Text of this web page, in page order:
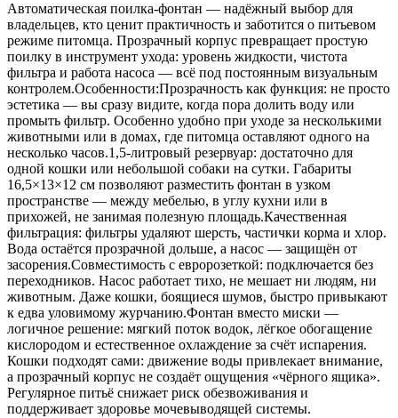
Автоматическая поилка-фонтан — надёжный выбор для
владельцев, кто ценит практичность и заботится о питьевом
режиме питомца. Прозрачный корпус превращает простую
поилку в инструмент ухода: уровень жидкости, чистота
фильтра и работа насоса — всё под постоянным визуальным
контролем.Особенности:Прозрачность как функция: не просто
эстетика — вы сразу видите, когда пора долить воду или
промыть фильтр. Особенно удобно при уходе за несколькими
животными или в домах, где питомца оставляют одного на
несколько часов.1,5-литровый резервуар: достаточно для
одной кошки или небольшой собаки на сутки. Габариты
16,5×13×12 см позволяют разместить фонтан в узком
пространстве — между мебелью, в углу кухни или в
прихожей, не занимая полезную площадь.Качественная
фильтрация: фильтры удаляют шерсть, частички корма и хлор.
Вода остаётся прозрачной дольше, а насос — защищён от
засорения.Совместимость с евророзеткой: подключается без
переходников. Насос работает тихо, не мешает ни людям, ни
животным. Даже кошки, боящиеся шумов, быстро привыкают
к едва уловимому журчанию.Фонтан вместо миски —
логичное решение: мягкий поток водок, лёгкое обогащение
кислородом и естественное охлаждение за счёт испарения.
Кошки подходят сами: движение воды привлекает внимание,
а прозрачный корпус не создаёт ощущения «чёрного ящика».
Регулярное питьё снижает риск обезвоживания и
поддерживает здоровье мочевыводящей системы.